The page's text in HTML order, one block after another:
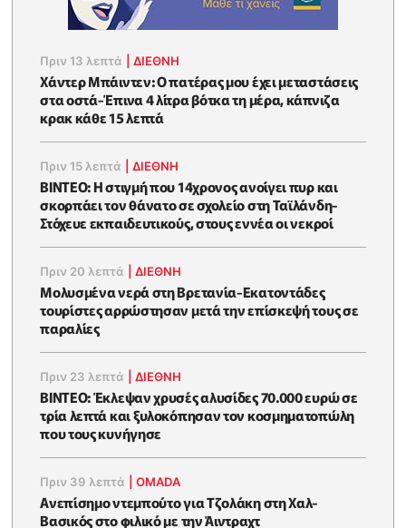
Πριν 13 λεπτά |ΔΙΕΘΝΗ
Χάντερ Μπάιντεν: Ο πατέρας μου έχει μεταστάσεις
στα οστά-Έπινα 4 λίτρα βότκα τη μέρα, κάπνιζα
κρακ κάθε 15 λεπτά
Πριν 15 λεπτά |ΔΙΕΘΝΗ
ΒΙΝΤΕΟ: Η στιγμή που 14χρονος ανοίγει πυρ και
σκορπάει τον θάνατο σε σχολείο στη Ταϊλάνδη-
Στόχευε εκπαιδευτικούς, στους εννέα οι νεκροί
Πριν 20 λεπτά |ΔΙΕΘΝΗ
Μολυσμένα νερά στη Βρετανία-Εκατοντάδες
τουρίστες αρρώστησαν μετά την επίσκεψή τους σε
παραλίες
Πριν 23 λεπτά |ΔΙΕΘΝΗ
ΒΙΝΤΕΟ: Έκλεψαν χρυσές αλυσίδες 70.000 ευρώ σε
τρία λεπτά και ξυλοκόπησαν τον κοσμηματοπώλη
που τους κυνήγησε
Πριν 39 λεπτά |OMADA
Ανεπίσημο ντεμπούτο για Τζολάκη στη Χαλ-
Βασικός στο φιλικό με την Άιντραχτ